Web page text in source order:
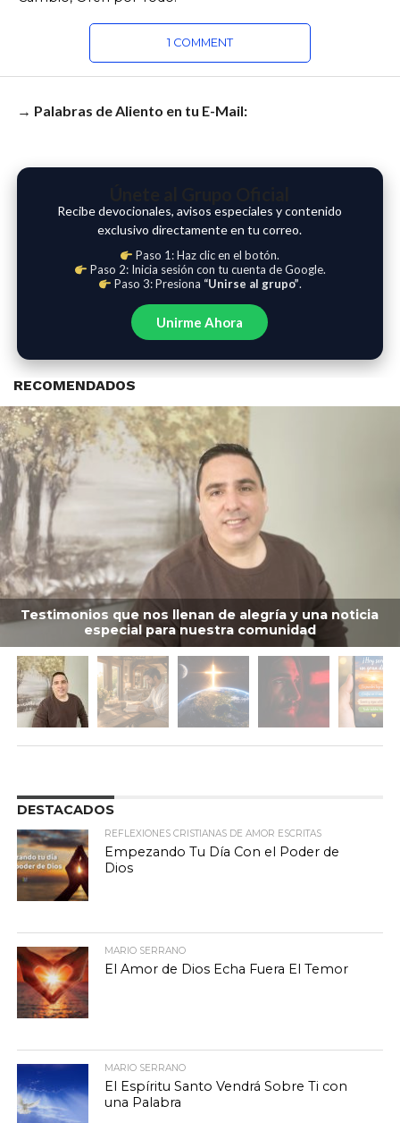
1 COMMENT
→ Palabras de Aliento en tu E-Mail:
Recibe devocionales, avisos especiales y contenido
exclusivo directamente en tu correo.
Paso 1: Haz clic en el botón.
Paso 2: Inicia sesión con tu cuenta de Google.
Paso 3: Presiona “Unirse al grupo”.
Unirme Ahora
RECOMENDADOS
Testimonios que nos llenan de alegría y una noticia
especial para nuestra comunidad
DESTACADOS
REFLEXIONES CRISTIANAS DE AMOR ESCRITAS
Empezando Tu Día Con el Poder de
Dios
MARIO SERRANO
El Amor de Dios Echa Fuera El Temor
MARIO SERRANO
El Espíritu Santo Vendrá Sobre Ti con
una Palabra